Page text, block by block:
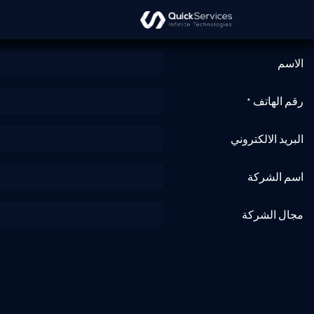
الاسم
رقم الهاتف *
البريد الالكتروني
اسم الشركة
مجال الشركة